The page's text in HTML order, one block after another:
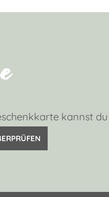
kannst